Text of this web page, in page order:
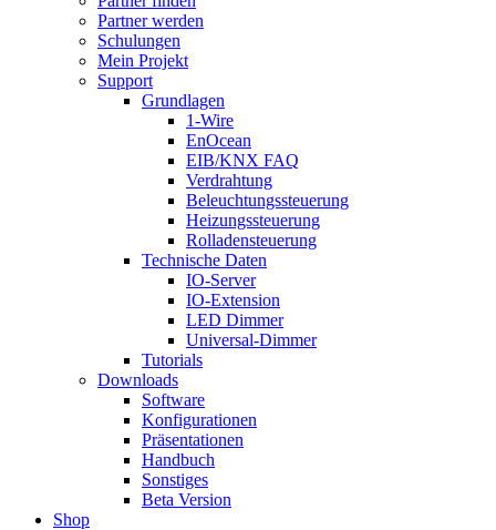
Partner werden
Schulungen
Mein Projekt
Support
Grundlagen
1-Wire
EnOcean
EIB/KNX FAQ
Verdrahtung
Beleuchtungssteuerung
Heizungssteuerung
Rolladensteuerung
Technische Daten
IO-Server
IO-Extension
LED Dimmer
Universal-Dimmer
Tutorials
Downloads
Software
Konfigurationen
Präsentationen
Handbuch
Sonstiges
Beta Version
Shop